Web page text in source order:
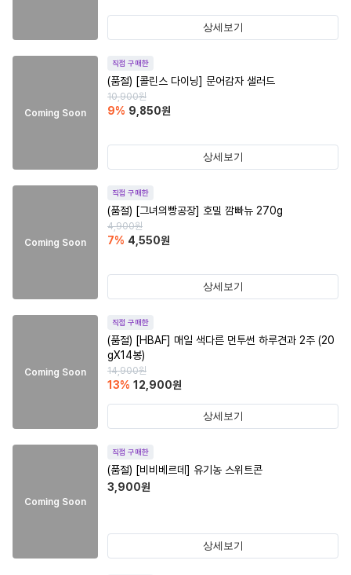
상세보기
Coming Soon
직접 구매한
(품절) [콜린스 다이닝] 문어감자 샐러드
10,900원
9% 9,850원
상세보기
Coming Soon
직접 구매한
(품절) [그녀의빵공장] 호밀 깜빠뉴 270g
4,900원
7% 4,550원
상세보기
Coming Soon
직접 구매한
(품절) [HBAF] 매일 색다른 먼투썬 하루견과 2주 (20
gX14봉)
14,900원
13% 12,900원
상세보기
Coming Soon
직접 구매한
(품절) [비비베르데] 유기농 스위트콘
3,900원
상세보기